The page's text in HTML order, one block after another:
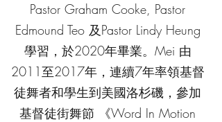
Pastor Graham Cooke, Pastor
Edmound Teo 及Pastor Lindy Heung
學習，於2020年畢業。Mei 由
2011至2017年，連續7年率領基督
徒舞者和學生到美國洛杉磯，參加
基督徒街舞節 《Word In Motion